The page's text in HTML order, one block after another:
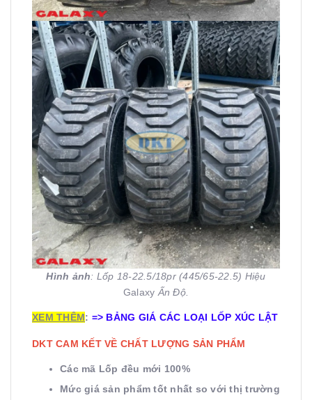
Hình ảnh: Lốp 18-22.5/18pr (445/65-22.5) Hiệu
Galaxy Ấn Độ.
XEM THÊM: => BẢNG GIÁ CÁC LOẠI LỐP XÚC LẬT
DKT CAM KẾT VỀ CHẤT LƯỢNG SẢN PHẨM
Các mã Lốp đều mới 100%
Mức giá sản phẩm tốt nhất so với thị trường